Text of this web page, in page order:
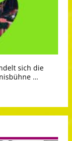
sich die
…